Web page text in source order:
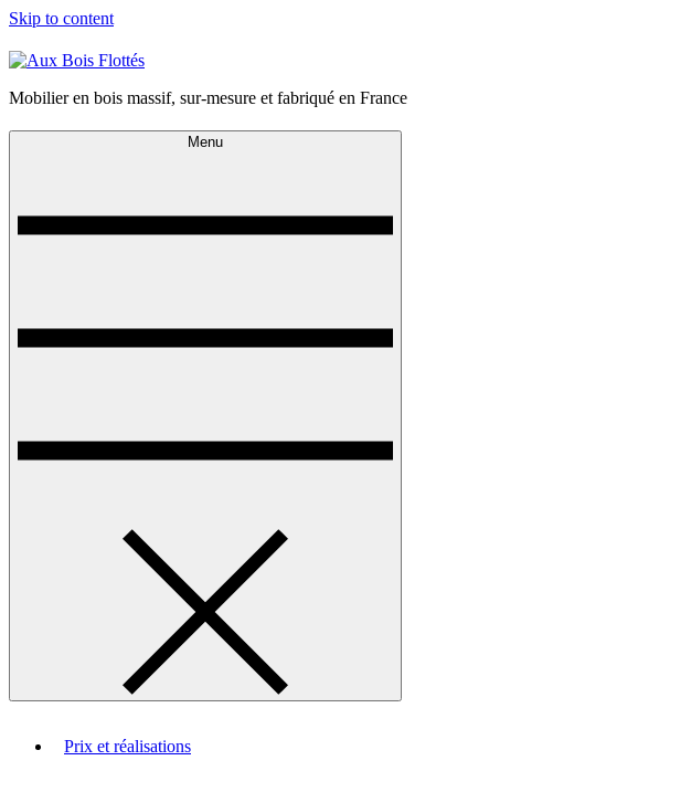
Skip to content
Mobilier en bois massif, sur-mesure et fabriqué en France
Menu
Prix et réalisations